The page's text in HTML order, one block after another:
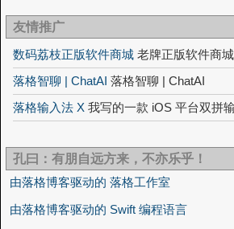
友情推广
数码荔枝正版软件商城 老牌正版软件商
落格智聊 | ChatAI 落格智聊 | ChatAI
落格输入法 X 我写的一款 iOS 平台双拼
孔曰：有朋自远方来，不亦乐乎！
由落格博客驱动的 落格工作室
由落格博客驱动的 Swift 编程语言